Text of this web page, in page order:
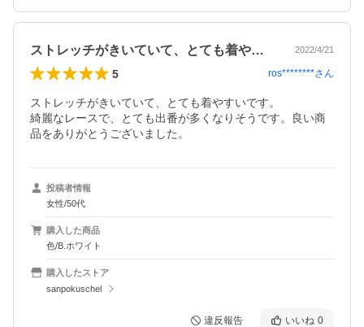
ストレッチがきいていて、とても着やすい… 2022/4/21
5 ros********さん
ストレッチがきいていて、とても着やすいです。
綺麗なレースで、とても出番が多くなりそうです。良い商
品をありがとうございました。
投稿者情報
女性/50代
購入した商品
色/B.ホワイト
購入したストア
sanpokuschel
違反報告 いいね 0